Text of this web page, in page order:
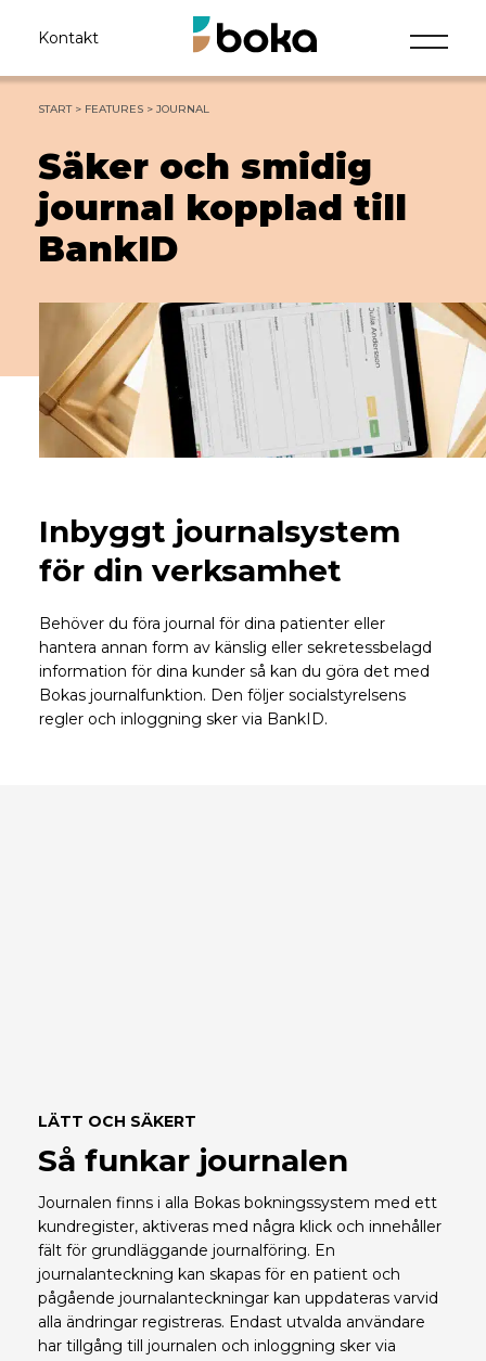
Kontakt
START > FEATURES > JOURNAL
Säker och smidig
journal kopplad till
BankID
Inbyggt journalsystem
för din verksamhet
Behöver du föra journal för dina patienter eller
hantera annan form av känslig eller sekretessbelagd
information för dina kunder så kan du göra det med
Bokas journalfunktion. Den följer socialstyrelsens
regler och inloggning sker via BankID.
LÄTT OCH SÄKERT
Så funkar journalen
Journalen finns i alla Bokas bokningssystem med ett
kundregister, aktiveras med några klick och innehåller
fält för grundläggande journalföring. En
journalanteckning kan skapas för en patient och
pågående journalanteckningar kan uppdateras varvid
alla ändringar registreras. Endast utvalda användare
har tillgång till journalen och inloggning sker via